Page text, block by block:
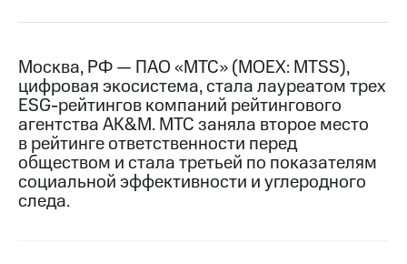
Контакты
Медиа-центр
Пресс-
релизы
МТС
Москва, РФ — ПАО «МТС» (MOEX: MTSS),
цифровая экосистема, стала лауреатом трех
ESG-рейтингов компаний рейтингового
агентства AK&M. МТС заняла второе место
в рейтинге ответственности перед
обществом и стала третьей по показателям
социальной эффективности и углеродного
следа.